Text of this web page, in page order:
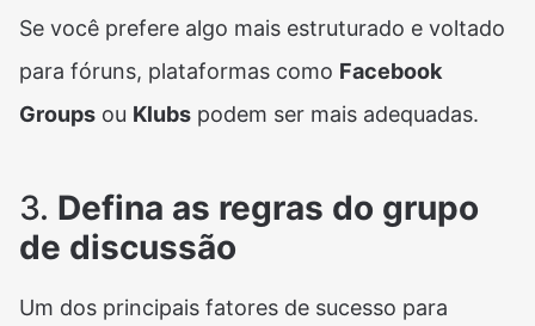
Se você prefere algo mais estruturado e voltado
para fóruns, plataformas como Facebook
Groups ou Klubs podem ser mais adequadas.
3. Defina as regras do grupo
de discussão
Um dos principais fatores de sucesso para